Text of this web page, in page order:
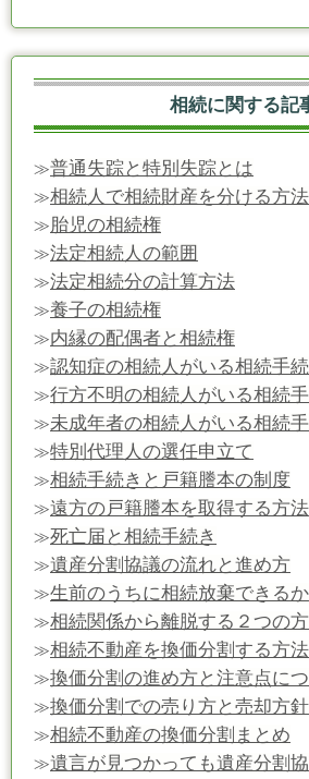
相続に関する記
≫普通失踪と特別失踪とは
≫相続人で相続財産を分ける方法
≫胎児の相続権
≫法定相続人の範囲
≫法定相続分の計算方法
≫養子の相続権
≫内縁の配偶者と相続権
≫認知症の相続人がいる相続手
≫行方不明の相続人がいる相続
≫未成年者の相続人がいる相続
≫特別代理人の選任申立て
≫相続手続きと戸籍謄本の制度
≫遠方の戸籍謄本を取得する方法
≫死亡届と相続手続き
≫遺産分割協議の流れと進め方
≫生前のうちに相続放棄できるか
≫相続関係から離脱する２つの
≫相続不動産を換価分割する方法
≫換価分割の進め方と注意点に
≫換価分割での売り方と売却方針
≫相続不動産の換価分割まとめ
≫遺言が見つかっても遺産分割